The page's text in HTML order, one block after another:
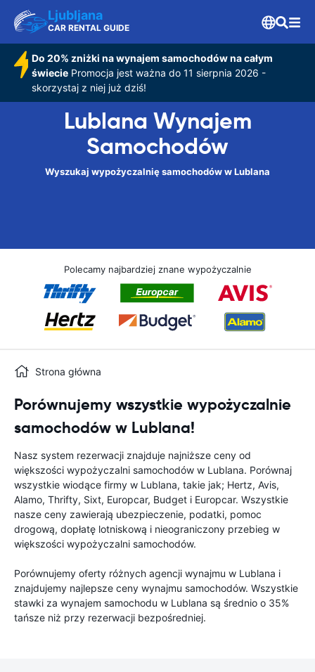
Ljubljana
CAR RENTAL GUIDE
Do 20% zniżki na wynajem samochodów na całym
świeciePromocja jest ważna do 11 sierpnia 2026 -
skorzystaj z niej już dziś!
Lublana Wynajem
Samochodów
Wyszukaj wypożyczalnię samochodów w Lublana
Polecamy najbardziej znane wypożyczalnie
Strona główna
Porównujemy wszystkie wypożyczalnie
samochodów w Lublana!
Nasz system rezerwacji znajduje najniższe ceny od
większości wypożyczalni samochodów w Lublana. Porównaj
wszystkie wiodące firmy w Lublana, takie jak; Hertz, Avis,
Alamo, Thrifty, Sixt, Europcar, Budget i Europcar. Wszystkie
nasze ceny zawierają ubezpieczenie, podatki, pomoc
drogową, dopłatę lotniskową i nieograniczony przebieg w
większości wypożyczalni samochodów.
Porównujemy oferty różnych agencji wynajmu w Lublana i
znajdujemy najlepsze ceny wynajmu samochodów. Wszystkie
stawki za wynajem samochodu w Lublana są średnio o 35%
tańsze niż przy rezerwacji bezpośredniej.